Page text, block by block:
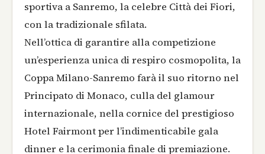
sportiva a Sanremo, la celebre Città dei Fiori,
con la tradizionale sfilata.
Nell’ottica di garantire alla competizione
un’esperienza unica di respiro cosmopolita, la
Coppa Milano-Sanremo farà il suo ritorno nel
Principato di Monaco, culla del glamour
internazionale, nella cornice del prestigioso
Hotel Fairmont per l’indimenticabile gala
dinner e la cerimonia finale di premiazione.